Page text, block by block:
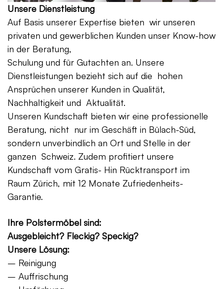
Unsere Dienstleistung
Auf Basis unserer Expertise bieten wir unseren
privaten und gewerblichen Kunden unser Know-how
in der Beratung,
Schulung und für Gutachten an. Unsere
Dienstleistungen bezieht sich auf die hohen
Ansprüchen unserer Kunden in Qualität,
Nachhaltigkeit und Aktualität.
Unseren Kundschaft bieten wir eine professionelle
Beratung, nicht nur im Geschäft in Bülach-Süd,
sondern unverbindlich an Ort und Stelle in der
ganzen Schweiz. Zudem profitiert unsere
Kundschaft vom Gratis- Hin Rücktransport im
Raum Zürich, mit 12 Monate Zufriedenheits-
Garantie.
Ihre Polstermöbel sind:
Ausgebleicht? Fleckig? Speckig?
Unsere Lösung:
– Reinigung
– Auffrischung